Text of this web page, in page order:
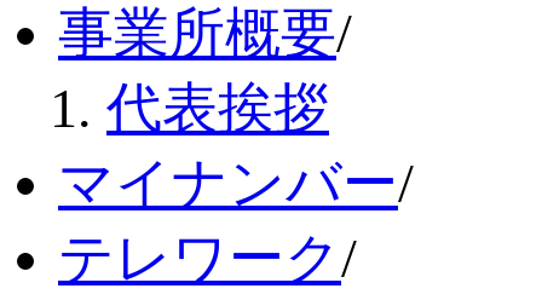
事業所概要/
代表挨拶
マイナンバー/
テレワーク/